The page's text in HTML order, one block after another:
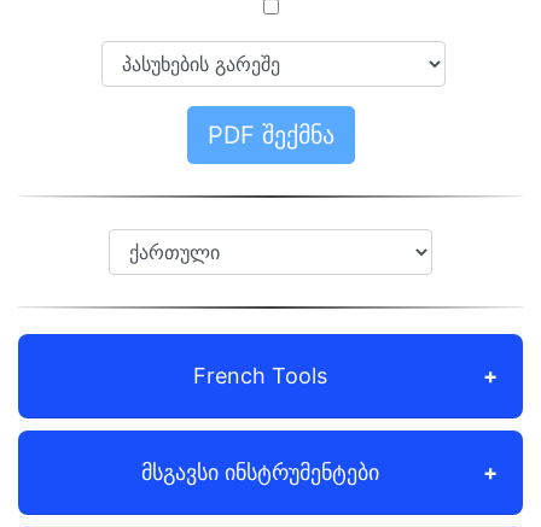
PDF შექმნა
French Tools
მსგავსი ინსტრუმენტები